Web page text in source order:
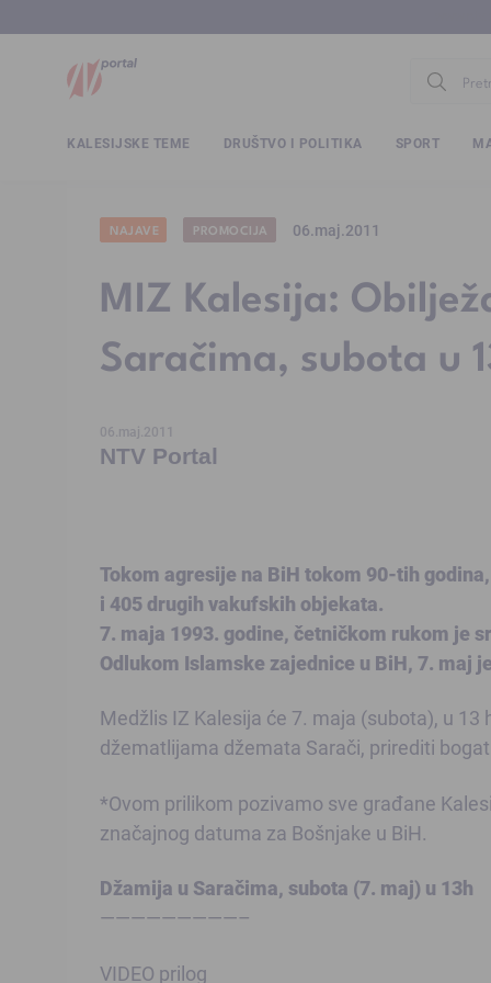
KALESIJSKE TEME DRUŠTVO I POLITIKA SPORT
NAJAVE PROMOCIJA 06.maj.2011
MIZ Kalesija:
Saračima, subota u
06.maj.2011
NTV Portal
Tokom agresije na BiH tokom 90-tih
i 405 drugih vakufskih objekata.
7. maja 1993. godine, četničkom rukom je
Odlukom Islamske zajednice u BiH, 7. maj
Medžlis IZ Kalesija će 7. maja (subota), u
džematlijama džemata Sarači, prirediti
*Ovom prilikom pozivamo sve građane
značajnog datuma za Bošnjake u BiH.
Džamija u Saračima, subota (7. maj) u 13h
—————————–
VIDEO prilog